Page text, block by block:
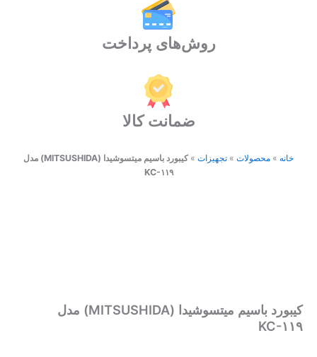
روش‌های پرداخت
ضمانت کالا
خانه » محصولات » تجهیزات »
کیبورد باسیم میتسوشیدا (MITSUSHIDA) مدل
KC-۱۱۹
کیبورد باسیم میتسوشیدا (MITSUSHIDA) مدل
KC-۱۱۹